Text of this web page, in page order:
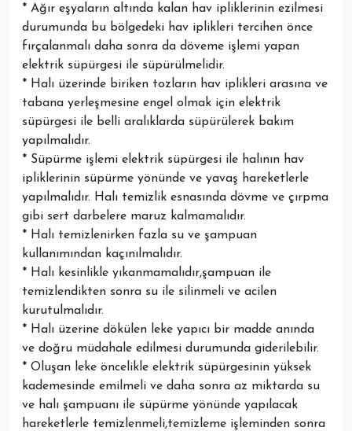
* Ağır eşyaların altında kalan hav ipliklerinin ezilmesi
durumunda bu bölgedeki hav iplikleri tercihen önce
fırçalanmalı daha sonra da döveme işlemi yapan
elektrik süpürgesi ile süpürülmelidir.
* Halı üzerinde biriken tozların hav iplikleri arasına ve
tabana yerleşmesine engel olmak için elektrik
süpürgesi ile belli aralıklarda süpürülerek bakım
yapılmalıdır.
* Süpürme işlemi elektrik süpürgesi ile halının hav
ipliklerinin süpürme yönünde ve yavaş hareketlerle
yapılmalıdır. Halı temizlik esnasında dövme ve çırpma
gibi sert darbelere maruz kalmamalıdır.
* Halı temizlenirken fazla su ve şampuan
kullanımından kaçınılmalıdır.
* Halı kesinlikle yıkanmamalıdır,şampuan ile
temizlendikten sonra su ile silinmeli ve acilen
kurutulmalıdır.
* Halı üzerine dökülen leke yapıcı bir madde anında
ve doğru müdahale edilmesi durumunda giderilebilir.
* Oluşan leke öncelikle elektrik süpürgesinin yüksek
kademesinde emilmeli ve daha sonra az miktarda su
ve halı şampuanı ile süpürme yönünde yapılacak
hareketlerle temizlenmeli,temizleme işleminden sonra